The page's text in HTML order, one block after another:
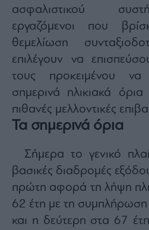
By
submitting
your
you
to
our
Terms
and
Privacy
Notice.
any
time.
site
protected
reCAPTCHA
and
ασφαλιστικού
εργαζόμενοι που
θεμελίωση
επιλέγουν να
τους προκειμένου να
σημερινά ηλικιακά
πιθανές μελλοντικές
Τα σημερινά όρια
Σήμερα το γενικό
βασικές διαδρομές
πρώτη αφορά τη λήψη
62 έτη με τη
και η δεύτερη στα 67